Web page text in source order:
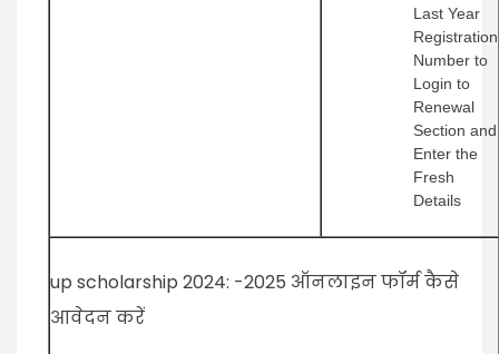
Last Year
Registration
Number to
Login to
Renewal
Section and
Enter the
Fresh
Details
up scholarship 2024: -2025 ऑनलाइन फॉर्म कैसे
आवेदन करें